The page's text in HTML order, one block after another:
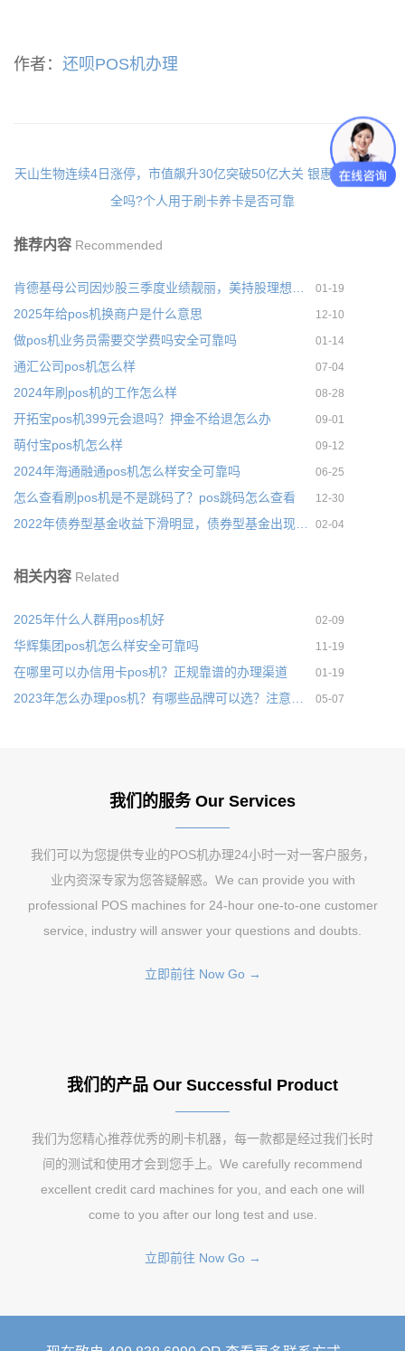
作者： 还呗POS机办理
天山生物连续4日涨停，市值飙升30亿突破50亿大关 银惠通pos机安
全吗?个人用于刷卡养卡是否可靠
推荐内容 Recommended
01-19
2025年给pos机换商户是什么意思 12-10
做pos机业务员需要交学费吗安全可靠吗 01-14
通汇公司pos机怎么样 07-04
2024年刷pos机的工作怎么样 08-28
开拓宝pos机399元会退吗？押金不给退怎么办 09-01
萌付宝pos机怎么样 09-12
2024年海通融通pos机怎么样安全可靠吗 06-25
怎么查看刷pos机是不是跳码了？pos跳码怎么查看 12-30
02-04
相关内容 Related
2025年什么人群用pos机好 02-09
华辉集团pos机怎么样安全可靠吗 11-19
在哪里可以办信用卡pos机？正规靠谱的办理渠道 01-19
05-07
我们的服务 Our Services
我们可以为您提供专业的POS机办理24小时一对一客户服务，
业内资深专家为您答疑解惑。We can provide you with
professional POS machines for 24-hour one-to-one customer
service, industry will answer your questions and doubts.
立即前往 Now Go →
我们的产品 Our Successful Product
我们为您精心推荐优秀的刷卡机器，每一款都是经过我们长时
间的测试和使用才会到您手上。We carefully recommend
excellent credit card machines for you, and each one will
come to you after our long test and use.
立即前往 Now Go →